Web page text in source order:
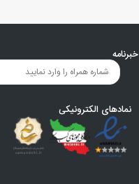
خبرنامه
نمادهای الکترونیکی